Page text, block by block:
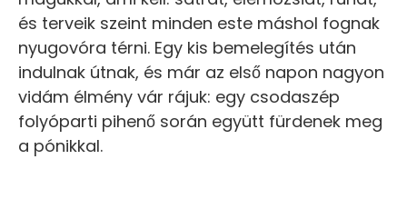
és terveik szeint minden este máshol fognak
nyugovóra térni. Egy kis bemelegítés után
indulnak útnak, és már az első napon nagyon
vidám élmény vár rájuk: egy csodaszép
folyóparti pihenő során együtt fürdenek meg
a pónikkal.